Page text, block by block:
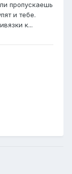
пропускаешь
и тебе.
к...